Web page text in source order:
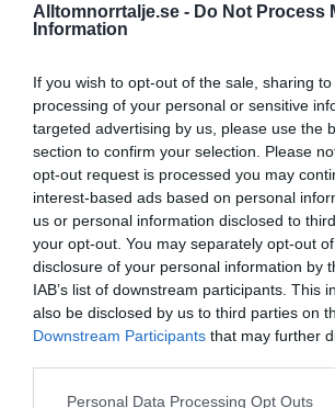
Alltomnorrtalje.se - Do Not Process
Information
If you wish to opt-out of the sale, sharing
processing of your personal or sensitive
targeted advertising by us, please use the
section to confirm your selection. Please
opt-out request is processed you may
interest-based ads based on personal
us or personal information disclosed to
your opt-out. You may separately opt-out
disclosure of your personal information by
IAB’s list of downstream participants. This
also be disclosed by us to third parties on
Downstream Participants that may further
Personal Data Processing Opt Outs